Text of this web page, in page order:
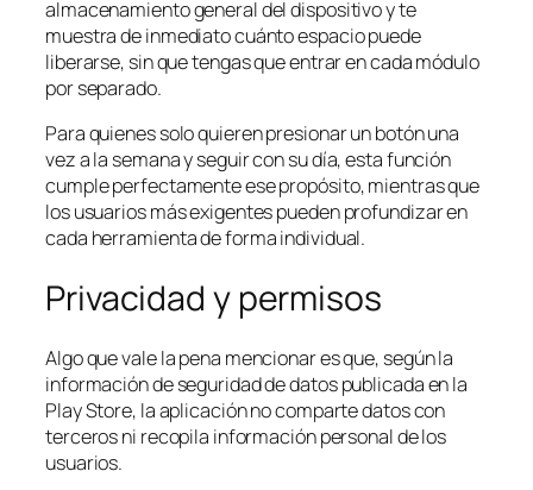
almacenamiento general del dispositivo y te
muestra de inmediato cuánto espacio puede
liberarse, sin que tengas que entrar en cada módulo
por separado.
Para quienes solo quieren presionar un botón una
vez a la semana y seguir con su día, esta función
cumple perfectamente ese propósito, mientras que
los usuarios más exigentes pueden profundizar en
cada herramienta de forma individual.
Privacidad y permisos
Algo que vale la pena mencionar es que, según la
información de seguridad de datos publicada en la
Play Store, la aplicación no comparte datos con
terceros ni recopila información personal de los
usuarios.